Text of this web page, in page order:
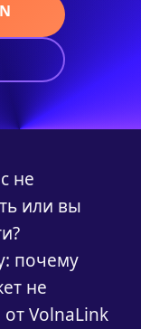
не
или вы
почему
не
VolnaLink